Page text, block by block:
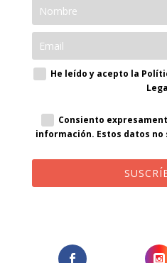
He leído y acepto la
Consiento
información. Estos datos